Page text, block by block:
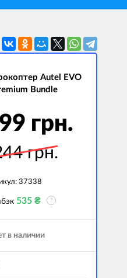
Autel EVO
Bundle
грн.
грн.
37338
535 ₴ ?
в наличии